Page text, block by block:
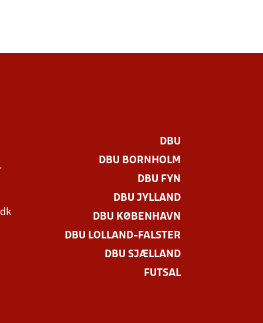
DBU
DBU BORNHOLM
DBU FYN
DBU JYLLAND
DBU KØBENHAVN
DBU LOLLAND-FALSTER
DBU SJÆLLAND
FUTSAL